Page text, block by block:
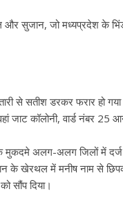
सुजान, जो मध्यप्रदेश के
से सतीश डरकर फरार हो
कॉलोनी, वार्ड नंबर 25
मुकदमे अलग-अलग जिलों में
के खेरथल में मनीष नाम से
सौंप दिया।